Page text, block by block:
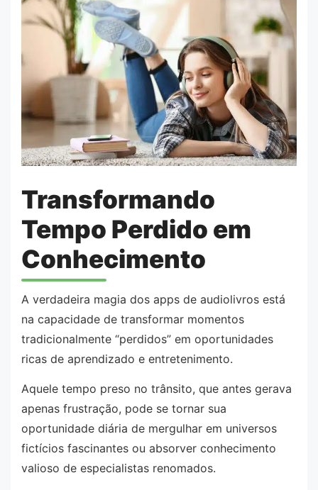
Transformando
Tempo Perdido em
Conhecimento
A verdadeira magia dos apps de audiolivros está
na capacidade de transformar momentos
tradicionalmente “perdidos” em oportunidades
ricas de aprendizado e entretenimento.
Aquele tempo preso no trânsito, que antes gerava
apenas frustração, pode se tornar sua
oportunidade diária de mergulhar em universos
fictícios fascinantes ou absorver conhecimento
valioso de especialistas renomados.